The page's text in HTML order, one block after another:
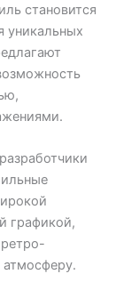
становится
уникальных
графикой,